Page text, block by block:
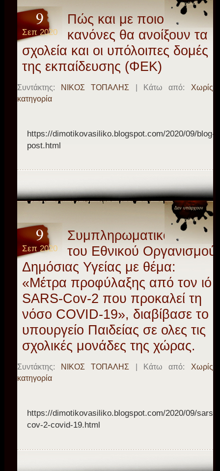
σχόλια
9
Σεπ 2020
Πώς και με ποιους
κανόνες θα ανοίξουν τα
σχολεία και οι υπόλοιπες δομές
της εκπαίδευσης (ΦΕΚ)
Συντάκτης: ΝΙΚΟΣ ΤΟΠΑΛΗΣ | Κάτω από: Χωρίς
κατηγορία
https://dimotikovasiliko.blogspot.com/2020/09/blog-
post.html
Δεν υπάρχουν
σχόλια
9
Σεπ 2020
Συμπληρωματικό υλικό
του Εθνικού Οργανισμού
Δημόσιας Υγείας με θέμα:
«Μέτρα προφύλαξης από τον ιό
SARS-Cov-2 που προκαλεί τη
νόσο COVID-19», διαβίβασε το
υπουργείο Παιδείας σε ολες τις
σχολικές μονάδες της χώρας.
Συντάκτης: ΝΙΚΟΣ ΤΟΠΑΛΗΣ | Κάτω από: Χωρίς
κατηγορία
https://dimotikovasiliko.blogspot.com/2020/09/sars-
cov-2-covid-19.html